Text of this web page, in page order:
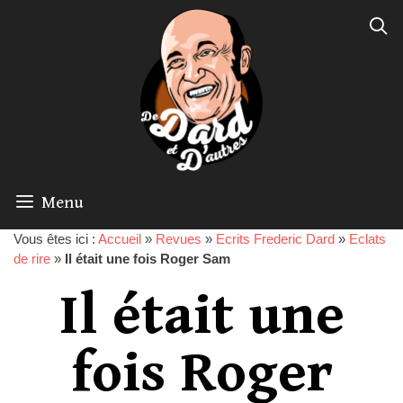
Menu
Vous êtes ici : Accueil » Revues » Ecrits Frederic Dard » Eclats
de rire » Il était une fois Roger Sam
Il était une
fois Roger